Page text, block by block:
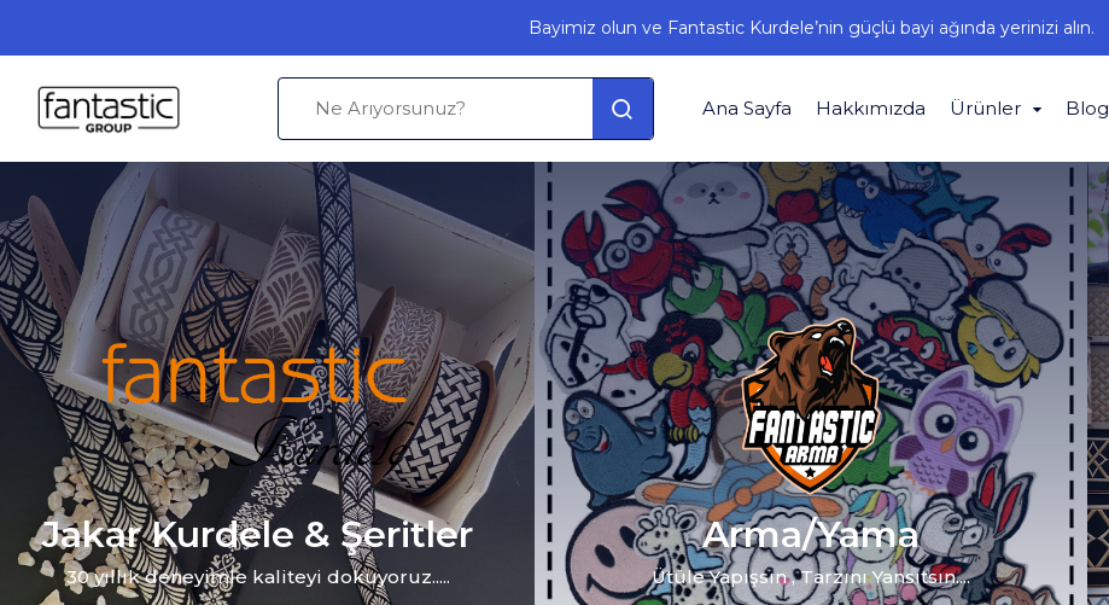
Bayimiz olun ve Fantastic Kurdele’nin güçlü bayi ağında yerinizi alın.
Ana Sayfa Hakkımızda Ürünler Blog
Jakar Kurdele & Şeritler
30 yıllık deneyimle kaliteyi dokuyoruz.....
Arma/Yama
Ütüle Yapışsın , Tarzını Yansıtsın....